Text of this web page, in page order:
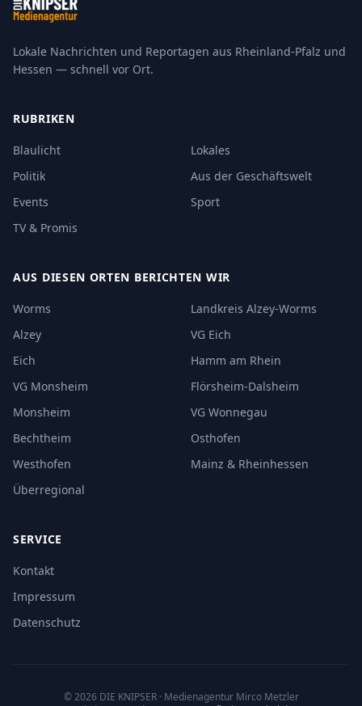
Lokale Nachrichten und Reportagen aus Rheinland-Pfalz und
Hessen — schnell vor Ort.
RUBRIKEN
Blaulicht
Lokales
Politik
Aus der Geschäftswelt
Events
Sport
TV & Promis
AUS DIESEN ORTEN BERICHTEN WIR
Worms
Landkreis Alzey-Worms
Alzey
VG Eich
Eich
Hamm am Rhein
VG Monsheim
Flörsheim-Dalsheim
Monsheim
VG Wonnegau
Bechtheim
Osthofen
Westhofen
Mainz & Rheinhessen
Überregional
SERVICE
Kontakt
Impressum
Datenschutz
©2026 DIE KNIPSER· Medienagentur Mirco Metzler